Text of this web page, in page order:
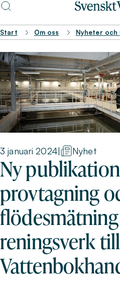
Start Om oss Nyheter och
3 januari 2024| Nyhet
Ny
provtagning
reningsverk